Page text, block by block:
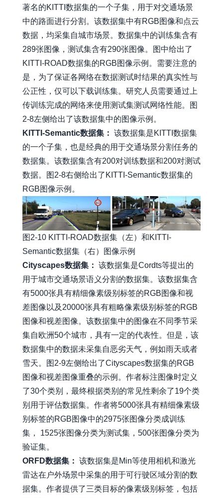
著名的KITTI数据集的一个子集，用于对交通场景
中的路面进行分割。该数据集中有RGB图像和点云
数据，均采集自城市场景。数据集中的训练集含有
289张图像，测试集含有290张图像。图中给出了
KITTI-ROAD数据集的RGB图像示例。需要注意的
是，为了保证各网络在数据测试时结果的真实性与
公正性，仅可以下载训练集。研究人员需要通过上
传训练完成的网络来使用测试集测试网络性能。图
2-8左侧给出了该数据集中的图像示例。
KITTI-Semantic数据集： 该数据集是KITTI数据集
的一个子集，也是经典的用于交通场景分割任务的
数据集。该数据集含有200对训练数据和200对测试
数据。图2-8右侧给出了KITTI-Semantic数据集的
RGB图像示例。
图2-10 KITTI-ROAD数据集（左）和KITTI-
Semantic数据集（右）图像示例
Cityscapes数据集： 该数据集是Cordts等提出的
用于城市交通场景语义分割的数据集。该数据集含
有5000张具有精细像素级别标签的RGB图像和视
差图像以及20000张具有粗略像素级别标签的RGB
图像和视差图像。该数据集中的图像在不同季节采
集自欧洲50个城市，具有一定的代表性。但是，该
数据集中的数据未采集自恶劣天气，例如雨天或者
雪天。图2-9左侧给出了Cityscapes数据集的RGB
图像和视差图像重叠的示例。作者标注图像时定义
了30个类别，最终根据类别的常见性剩余了19个类
别用于评估数据集。作者将5000张具有精细像素级
别标签的RGB图像中的2975张图像分类成训练
集， 1525张图像分类为测试集，500张图像分类为
验证集。
ORFD数据集： 该数据集是Min等使用相机和激光
雷达在户外场景中采集的用于可行驶区域分割的数
据集。作者提供了三类目标的像素级别标签，包括